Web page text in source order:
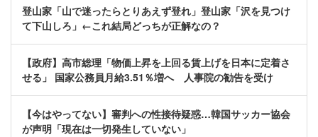
登山家「山で迷ったらとりあえず登れ」登山家「沢を見つけ
て下山しろ」←これ結局どっちが正解なの？
【政府】高市総理「物価上昇を上回る賃上げを日本に定着さ
せる」 国家公務員月給3.51％増へ 人事院の勧告を受け
【今はやってない】審判への性接待疑惑…韓国サッカー協会
が声明「現在は一切発生していない」